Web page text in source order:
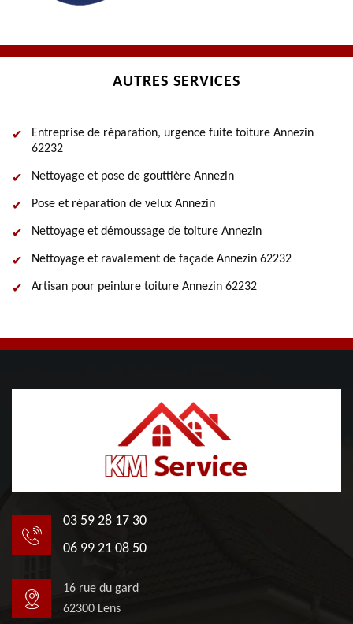
AUTRES SERVICES
Entreprise de réparation, urgence fuite toiture Annezin
62232
Nettoyage et pose de gouttière Annezin
Pose et réparation de velux Annezin
Nettoyage et démoussage de toiture Annezin
Nettoyage et ravalement de façade Annezin 62232
Artisan pour peinture toiture Annezin 62232
03 59 28 17 30
06 99 21 08 50
16 rue du gard
62300 Lens